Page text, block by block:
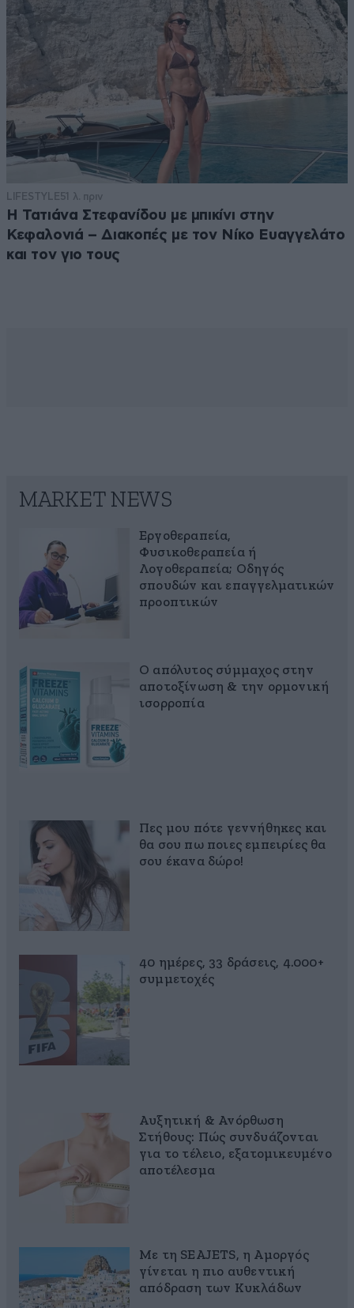
LIFESTYLE51 λ. πριν
Η Τατιάνα Στεφανίδου με μπικίνι στην
Κεφαλονιά – Διακοπές με τον Νίκο Ευαγγελάτο
και τον γιο τους
MARKET NEWS
Εργοθεραπεία,
Φυσικοθεραπεία ή
Λογοθεραπεία; Οδηγός
σπουδών και επαγγελματικών
προοπτικών
Ο απόλυτος σύμμαχος στην
αποτοξίνωση & την ορμονική
ισορροπία
Πες μου πότε γεννήθηκες και
θα σου πω ποιες εμπειρίες θα
σου έκανα δώρο!
40 ημέρες, 33 δράσεις, 4.000+
συμμετοχές
Αυξητική & Ανόρθωση
Στήθους: Πώς συνδυάζονται
για το τέλειο, εξατομικευμένο
αποτέλεσμα
Με τη SEAJETS, η Αμοργός
γίνεται η πιο αυθεντική
απόδραση των Κυκλάδων